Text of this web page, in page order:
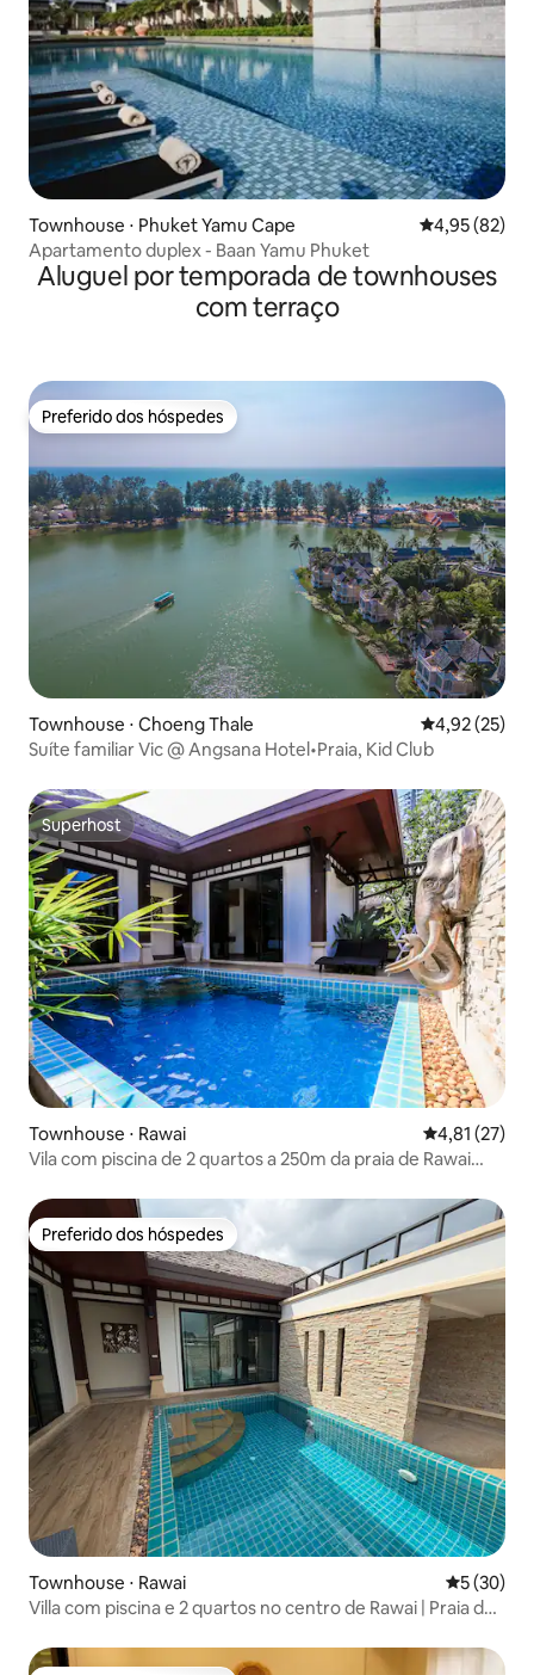
Townhouse ⋅ Phuket Yamu Cape 4,95 de uma
4,95 (82)
Apartamento duplex - Baan Yamu Phuket
Aluguel por temporada de townhouses
com terraço
Preferido dos hóspedes
Preferido dos hóspedes
Townhouse ⋅ Choeng Thale 4,92 de uma
4,92 (25)
Suíte familiar Vic @ Angsana Hotel•Praia, Kid Club
Superhost
Superhost
Townhouse ⋅ Rawai 4,81 de uma
4,81 (27)
Vila com piscina de 2 quartos a 250m da praia de Rawai
Preferido dos hóspedes
Preferido dos hóspedes
Townhouse ⋅ Rawai 5 de uma
5 (30)
Villa com piscina e 2 quartos no centro de Rawai | Praia de
mar - Península de Shenxian | Completo com todas as